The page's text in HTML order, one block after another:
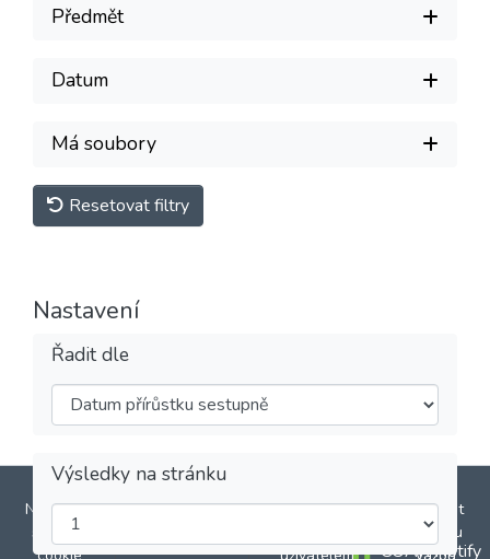
Předmět
Datum
Má soubory
Resetovat filtry
Nastavení
Řadit dle
Výsledky na stránku
DSpace softwarecopyright © 2002-2026
Nastavení
souborů
Zásady ochrany
Smlouva s
Odeslat
zpětnou
COAR Notify